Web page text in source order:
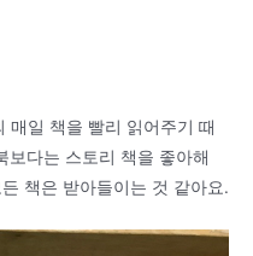
매일 책을 빨리 읽어주기 때
보다는 스토리 책을 좋아해
책은 받아들이는 것 같아요.